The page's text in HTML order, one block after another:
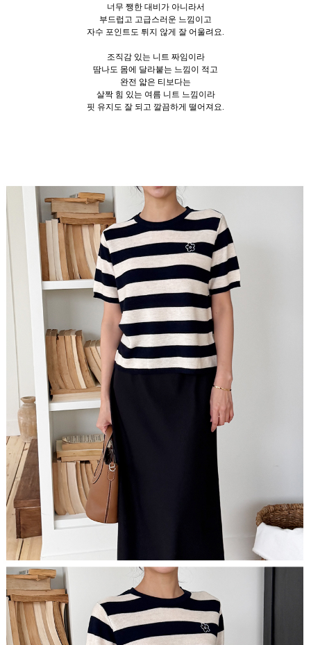
너무 쨍한 대비가 아니라서
부드럽고 고급스러운 느낌이고
자수 포인트도 튀지 않게 잘 어울려요.
조직감 있는 니트 짜임이라
땀나도 몸에 달라붙는 느낌이 적고
완전 얇은 티보다는
살짝 힘 있는 여름 니트 느낌이라
핏 유지도 잘 되고 깔끔하게 떨어져요.